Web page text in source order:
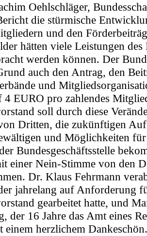
Oehlschläger,
die stürmische
und den
hätten viele Leistungen des
werden können. Der
auch den Antrag, den
und
4 EURO pro zahlendes
soll durch diese
Dritten, die zukünftigen
und Möglichkeiten
Bundesgeschäftsstelle
einer Nein-Stimme von den
Dr. Klaus Fehrmann
jahrelang auf Anforderung
gearbeitet hatte, und
der 16 Jahre das Amt eines
einem herzlichem Dankeschön.